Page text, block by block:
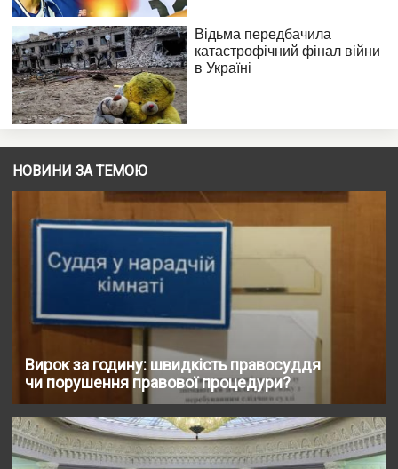
НОВИНИ ЗА ТЕМОЮ
Вирок за годину: швидкість правосуддя
чи порушення правової процедури?